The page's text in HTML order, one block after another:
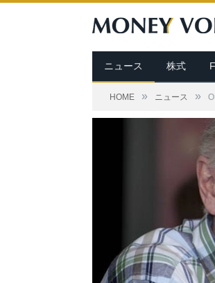
ニュース 株式
HOME » ニュース »